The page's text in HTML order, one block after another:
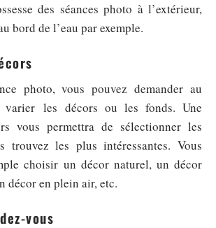
des séances photo à l’extérieur,
bord de l’eau par exemple.
photo, vous pouvez demander au
varier les décors ou les fonds. Une
vous permettra de sélectionner les
trouvez les plus intéressantes. Vous
choisir un décor naturel, un décor
décor en plein air, etc.
vous